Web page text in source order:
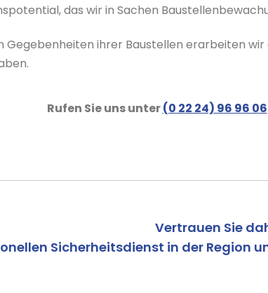
das wir in Sachen
Gegebenheiten ihrer Baustellen erarbeiten
Rufen Sie uns unter(0 22 24) 96 96 06
Vertrauen Sie
Sicherheitsdienst in der Region